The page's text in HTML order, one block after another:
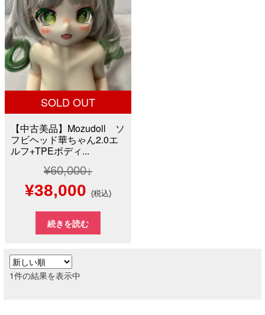
SOLD OUT
【中古美品】Mozudoll ソ
フビヘッド華ちゃん2.0エ
ルフ+TPEボディ...
¥60,000
元
の
価
格
は
¥38,000現
在
の
(税込)
続きを読む
1件の結果を表示中